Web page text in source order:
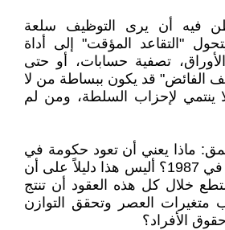
فيه أن يرى التوظيف سلعة
"التقاعد المؤقت" إلى أداة
تصفية حسابات، أو حتى
الفائض" قد يكون ببساطة من لا
ينتمي لإحزاب السلطة، ومن لم
ماذا يعني أن تعود حكومة في
2026 إلى قانون صدر في 1987؟ أليس هذا دليلاً على أن
خلال كل هذه العقود أن تنتج
متغيرات العصر وتحقق التوازن
الأفراد؟